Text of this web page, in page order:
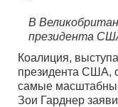
В
президента
Коалиция,
президента США,
самые
Зои Гарднер